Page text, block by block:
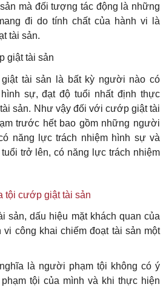
mà đối tượng tác động là những
đi do tính chất của hành vi là
tài sản.
giật tài sản
tài sản là bất kỳ người nào có
sự, đạt độ tuổi nhất định thực
sản. Như vậy đối với cướp giật tài
trước hết bao gồm những người
năng lực trách nhiệm hình sự và
trở lên, có năng lực trách nhiệm
tội cướp giật tài sản
dấu hiệu mặt khách quan của
công khai chiếm đoạt tài sản một
là người phạm tội không có ý
tội của mình và khi thực hiện